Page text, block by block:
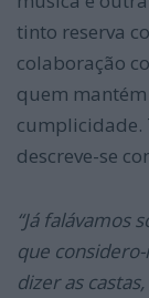
tinto reserva
colaboração
quem
cumplicidade.
descreve-se
“Já falávamos
que
dizer as